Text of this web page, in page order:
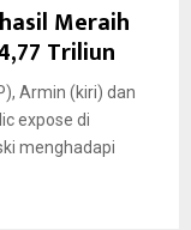
Meraih
Triliun
Armin (kiri) dan
expose di
menghadapi